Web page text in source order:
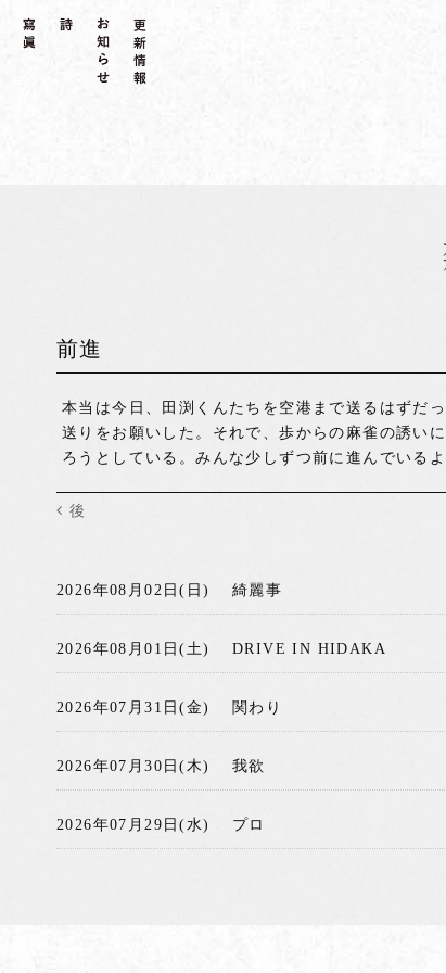
前進
本当は今日、田渕くんたちを空港まで送るはずだ
送りをお願いした。それで、歩からの麻雀の誘い
ろうとしている。みんな少しずつ前に進んでいるよ
後
2026年08月02日(日) 綺麗事
2026年08月01日(土) DRIVE IN HIDAKA
2026年07月31日(金) 関わり
2026年07月30日(木) 我欲
2026年07月29日(水) プロ